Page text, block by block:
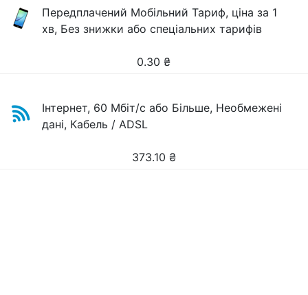
Передплачений Мобільний Тариф, ціна за 1
хв, Без знижки або спеціальних тарифів
0.30 ₴
Інтернет, 60 Мбіт/с або Більше, Необмежені
дані, Кабель / ADSL
373.10 ₴